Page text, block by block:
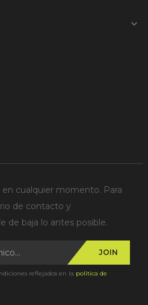

en cualquier momento. Para
de contacto y
de baja lo antes posible.
JOIN
reflejados en la política de